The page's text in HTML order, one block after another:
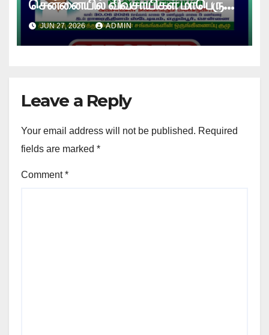
சென்னையில் விவசாயிகள் மாபெரும்
உண்ணாவிரத போராட்டம் !
JUN 27, 2026 ADMIN
Leave a Reply
Your email address will not be published. Required
fields are marked *
Comment*